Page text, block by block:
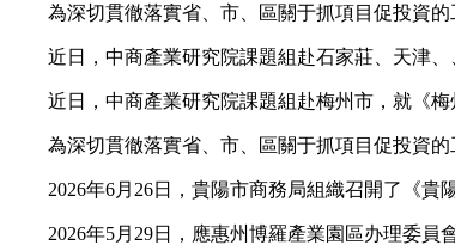
為深切貫徹落實省、市、區關于抓項目促投資的
近日，中商產業研究院課題組赴石家莊、天津、
近日，中商產業研究院課題組赴梅州市，就《梅
為深切貫徹落實省、市、區關于抓項目促投資的
2026年6月26日，貴陽市商務局組織召開了《貴
2026年5月29日，應惠州博羅產業園區办理委員